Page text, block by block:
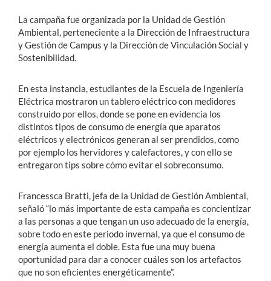
La campaña fue organizada por la Unidad de Gestión
Ambiental, perteneciente a la Dirección de Infraestructura
y Gestión de Campus y la Dirección de Vinculación Social y
Sostenibilidad.
En esta instancia, estudiantes de la Escuela de Ingeniería
Eléctrica mostraron un tablero eléctrico con medidores
construido por ellos, donde se pone en evidencia los
distintos tipos de consumo de energía que aparatos
eléctricos y electrónicos generan al ser prendidos, como
por ejemplo los hervidores y calefactores, y con ello se
entregaron tips sobre cómo evitar el sobreconsumo.
Francessca Bratti, jefa de la Unidad de Gestión Ambiental,
señaló “lo más importante de esta campaña es concientizar
a las personas a que tengan un uso adecuado de la energía,
sobre todo en este periodo invernal, ya que el consumo de
energía aumenta el doble. Esta fue una muy buena
oportunidad para dar a conocer cuáles son los artefactos
que no son eficientes energéticamente”.